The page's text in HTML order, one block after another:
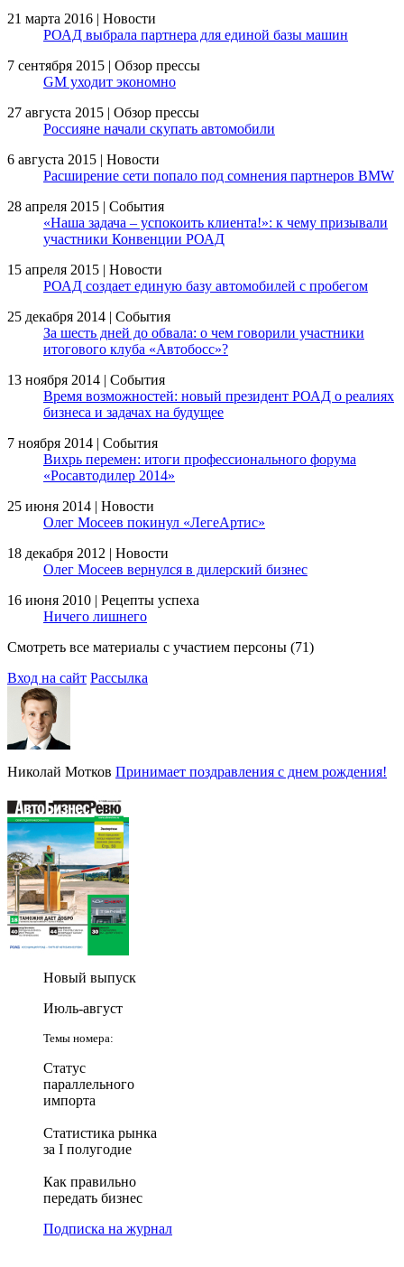
21 марта 2016 | Новости
РОАД выбрала партнера для единой базы машин
7 сентября 2015 | Обзор прессы
GM уходит экономно
27 августа 2015 | Обзор прессы
Россияне начали скупать автомобили
6 августа 2015 | Новости
Расширение сети попало под сомнения партнеров BMW
28 апреля 2015 | События
«Наша задача – успокоить клиента!»: к чему призывали
участники Конвенции РОАД
15 апреля 2015 | Новости
РОАД создает единую базу автомобилей с пробегом
25 декабря 2014 | События
За шесть дней до обвала: о чем говорили участники
итогового клуба «Автобосс»?
13 ноября 2014 | События
Время возможностей: новый президент РОАД о реалиях
бизнеса и задачах на будущее
7 ноября 2014 | События
Вихрь перемен: итоги профессионального форума
«Росавтодилер 2014»
25 июня 2014 | Новости
Олег Мосеев покинул «ЛегеАртис»
18 декабря 2012 | Новости
Олег Мосеев вернулся в дилерский бизнес
16 июня 2010 | Рецепты успеха
Ничего лишнего
Смотреть все материалы с участием персоны (71)
Вход на сайт Рассылка
Николай Мотков Принимает поздравления с днем рождения!
Новый выпуск
Июль-август
Темы номера:
Статус
параллельного
импорта
Статистика рынка
за I полугодие
Как правильно
передать бизнес
Подписка на журнал